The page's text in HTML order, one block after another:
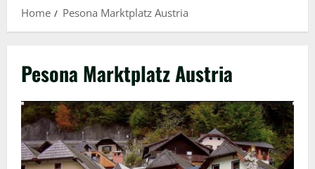
Home Pesona Marktplatz Austria
Pesona Marktplatz Austria